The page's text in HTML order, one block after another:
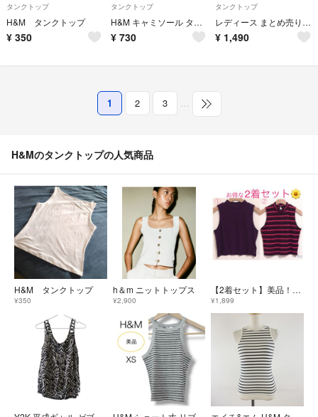
タンクトップ
H&M タンクトップ
¥ 350
タンクトップ
H&M キャミソール タンクトップ イエロー マスタード リブニット
¥ 730
タンクトップ
レディース まとめ売り 7点セット タンクトップ Tシャツ キャミソール
¥ 1,490
1 2 3 …
H&Mのタンクトップの人気商品
H&M タンクトップ
¥350
h＆m ニットトップス
¥2,900
【2着セット】美品！ H&M リブ ハイネック ノースリーブ カットソー
¥1,899